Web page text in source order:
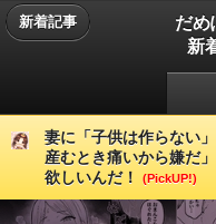
新着記事
だめ
新
妻に「子供は作らない
産むとき痛いから嫌だ
欲しいんだ！
(PickUP!)